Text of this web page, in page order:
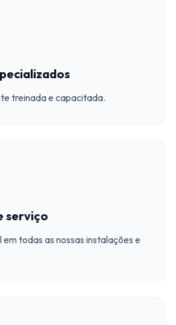
treinada e capacitada.
serviço
todas as nossas instalações e